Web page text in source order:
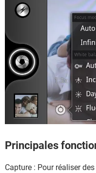
Principales
Capture : Pour réaliser